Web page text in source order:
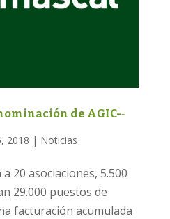
de AGIC-­‐
2018 | Noticias
a 20 asociaciones, 5.500
29.000 puestos de
facturación acumulada